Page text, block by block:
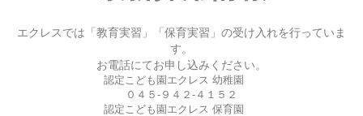
エクレスでは「教育実習」「保育実習」の受け入れを行っていま
す。
お電話にてお申し込みください。
認定こども園エクレス 幼稚園
０４５-９４２-４１５２
認定こども園エクレス 保育園